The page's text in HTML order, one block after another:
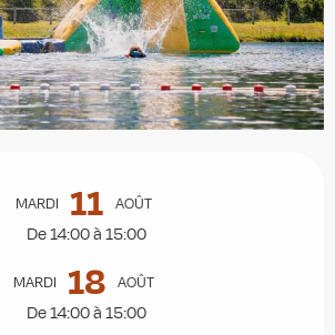
MARDI 11 AOÛT
De 14:00 à 15:00
MARDI 18 AOÛT
De 14:00 à 15:00